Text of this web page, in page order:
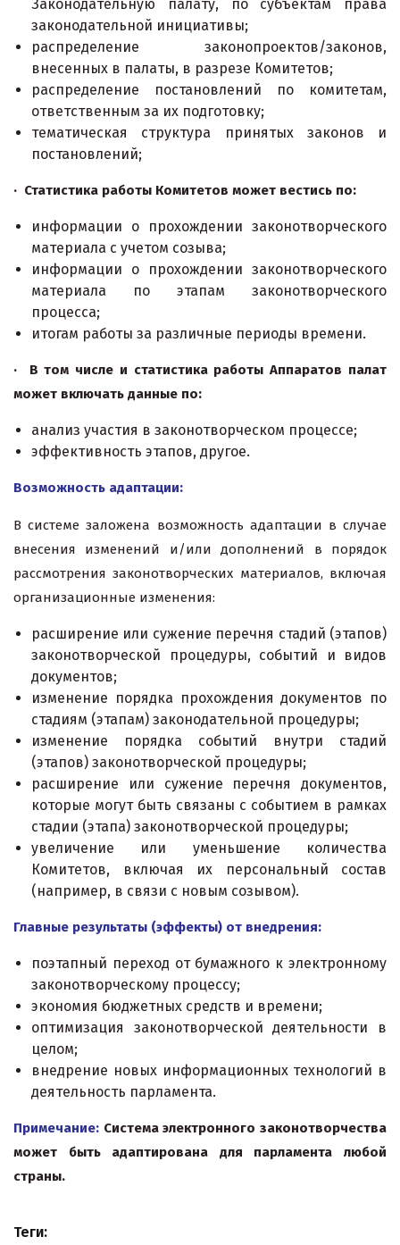
Законодательную палату, по субъектам права
законодательной инициативы;
распределение законопроектов/законов,
внесенных в палаты, в разрезе Комитетов;
распределение постановлений по комитетам,
ответственным за их подготовку;
тематическая структура принятых законов и
постановлений;
· Статистика работы Комитетов может вестись по:
информации о прохождении законотворческого
материала с учетом созыва;
информации о прохождении законотворческого
материала по этапам законотворческого
процесса;
итогам работы за различные периоды времени.
· В том числе и статистика работы Аппаратов палат
может включать данные по:
анализ участия в законотворческом процессе;
эффективность этапов, другое.
Возможность адаптации:
В системе заложена возможность адаптации в случае
внесения изменений и/или дополнений в порядок
рассмотрения законотворческих материалов, включая
организационные изменения:
расширение или сужение перечня стадий (этапов)
законотворческой процедуры, событий и видов
документов;
изменение порядка прохождения документов по
стадиям (этапам) законодательной процедуры;
изменение порядка событий внутри стадий
(этапов) законотворческой процедуры;
расширение или сужение перечня документов,
которые могут быть связаны с событием в рамках
стадии (этапа) законотворческой процедуры;
увеличение или уменьшение количества
Комитетов, включая их персональный состав
(например, в связи с новым созывом).
Главные результаты (эффекты) от внедрения:
поэтапный переход от бумажного к электронному
законотворческому процессу;
экономия бюджетных средств и времени;
оптимизация законотворческой деятельности в
целом;
внедрение новых информационных технологий в
деятельность парламента.
Примечание: Система электронного законотворчества
может быть адаптирована для парламента любой
страны.
Теги: